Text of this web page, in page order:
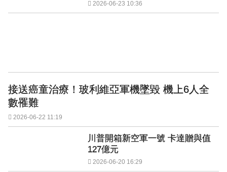
2026-06-23 10:36
接送癌童治療！玻利維亞軍機墜毀 機上6人全
數罹難
2026-06-22 11:19
川普開箱新空軍一號 卡達贈與值
127億元
2026-06-20 16:29